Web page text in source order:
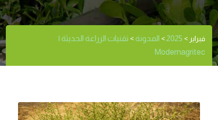
فبراير >
2025
> المدونة> تقنيات الزراعة الحديثة |
Modernagritec